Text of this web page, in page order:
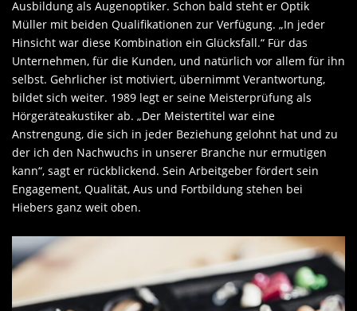
Ausbildung als Augenoptiker. Schon bald steht er Optik
Müller mit beiden Qualifikationen zur Verfügung. „In jeder
Hinsicht war diese Kombination ein Glücksfall.“ Für das
Unternehmen, für die Kunden, und natürlich vor allem für ihn
selbst. Gehrlicher ist motiviert, übernimmt Verantwortung,
bildet sich weiter. 1989 legt er seine Meisterprüfung als
Hörgeräteakustiker ab. „Der Meistertitel war eine
Anstrengung, die sich in jeder Beziehung gelohnt hat und zu
der ich den Nachwuchs in unserer Branche nur ermutigen
kann“, sagt er rückblickend. Sein Arbeitgeber fördert sein
Engagement, Qualität, Aus und Fortbildung stehen bei
Hiebers ganz weit oben.